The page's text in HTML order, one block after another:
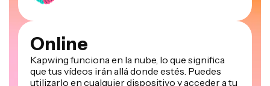
Online
Kapwing funciona en la nube, lo que significa
que tus vídeos irán allá donde estés. Puedes
utilizarlo en cualquier dispositivo y acceder a tu
contenido desde cualquier parte del mundo.